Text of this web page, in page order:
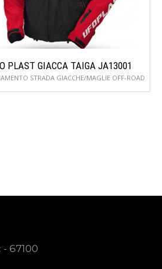
PLAST GIACCA TAIGA JA13001
STRADA GIACCHE/MAGLIE OFF-ROAD
67100